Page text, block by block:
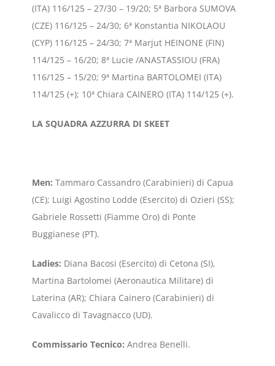
(ITA) 116/125 – 27/30 – 19/20; 5ª Barbora SUMOVA
(CZE) 116/125 – 24/30; 6ª Konstantia NIKOLAOU
(CYP) 116/125 – 24/30; 7ª Marjut HEINONE (FIN)
114/125 – 16/20; 8ª Lucie /ANASTASSIOU (FRA)
116/125 – 15/20; 9ª Martina BARTOLOMEI (ITA)
114/125 (+); 10ª Chiara CAINERO (ITA) 114/125 (+).
LA SQUADRA AZZURRA DI SKEET
Men: Tammaro Cassandro (Carabinieri) di Capua
(CE); Luigi Agostino Lodde (Esercito) di Ozieri (SS);
Gabriele Rossetti (Fiamme Oro) di Ponte
Buggianese (PT).
Ladies: Diana Bacosi (Esercito) di Cetona (SI),
Martina Bartolomei (Aeronautica Militare) di
Laterina (AR); Chiara Cainero (Carabinieri) di
Cavalicco di Tavagnacco (UD).
Commissario Tecnico: Andrea Benelli.